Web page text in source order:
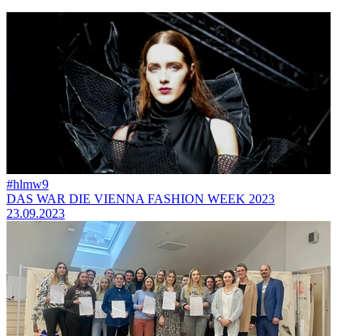
#hlmw9
DAS WAR DIE VIENNA FASHION WEEK 2023
23.09.2023